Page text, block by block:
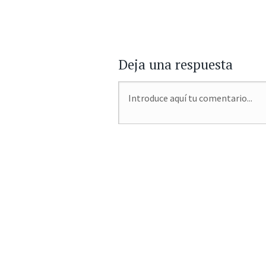
Navegador
Deja una respuesta